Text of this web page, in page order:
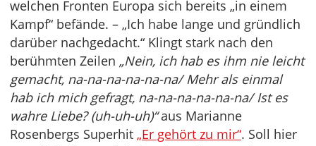
welchen Fronten Europa sich bereits „in einem
Kampf“ befände. – „Ich habe lange und gründlich
darüber nachgedacht.“ Klingt stark nach den
berühmten Zeilen „Nein, ich hab es ihm nie leicht
gemacht, na-na-na-na-na-na/ Mehr als einmal
hab ich mich gefragt, na-na-na-na-na-na/ Ist es
wahre Liebe? (uh-uh-uh)“aus Marianne
Rosenbergs Superhit „Er gehört zu mir“. Soll hier